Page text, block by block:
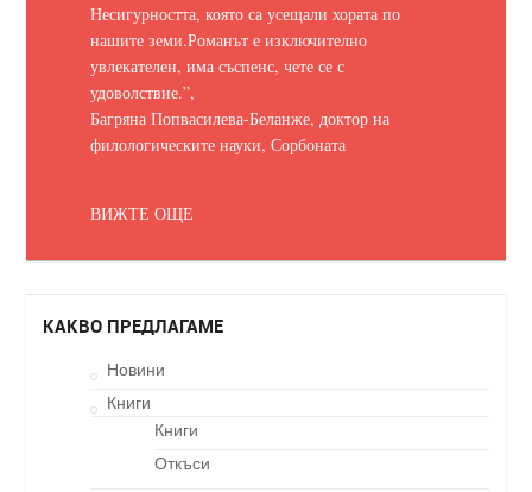
Несигурността, която са усещали хората по
нашите земи.Романът е изключително
увлекателен, има съспенс, чете се с
удоволствие.”,
Багряна Попвасилева-Беланже, доктор на
филологическите науки, Сорбоната
ВИЖТЕ ОЩЕ
КАКВО ПРЕДЛАГАМЕ
Новини
Книги
Книги
Откъси